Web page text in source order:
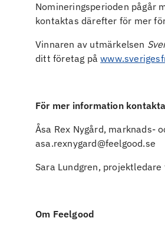
Nomineringsperioden pågår
kontaktas därefter för mer
Vinnaren av utmärkelsen
ditt företag på
För mer information
Åsa Rex Nygård, marknads-
asa.rexnygard@feelgood.se
Sara Lundgren, projektledare
Om Feelgood